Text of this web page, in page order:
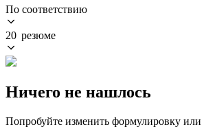
По соответствию
20 резюме
Ничего не нашлось
Попробуйте изменить формулировку